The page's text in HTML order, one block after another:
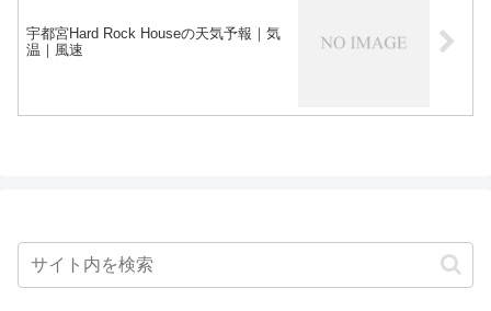
宇都宮Hard Rock Houseの天気予報｜気
温｜風速